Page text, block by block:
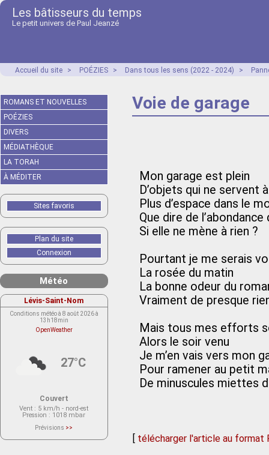
Les bâtisseurs du temps
Le petit univers de Paul Jeanzé
Accueil du site > POÉZIES > Dans tous les sens (2022 - 2024) >
Voie de garage
Mon garage est plein
D’objets qui ne servent
Plus d’espace dans le
Que dire de l’abondance
Si elle ne mène à rien ?
Pourtant je me serais
La rosée du matin
La bonne odeur du
Vraiment de presque
Mais tous mes efforts
Alors le soir venu
Je m’en vais vers mon
Pour ramener au petit
De minuscules miettes
[ télécharger l'article au format
ROMANS ET NOUVELLES
POÉZIES
DIVERS
MÉDIATHÈQUE
LA TORAH
À MÉDITER
Sites favoris
Plan du site
Connexion
Météo
Lévis-Saint-Nom
Conditions météo à 8 août 2026 à
13h18min
OpenWeather
27°C
Couvert
Vent : 5 km/h - nord-est
Pression : 1018 mbar
Prévisions >>
actuellement aucune prévision